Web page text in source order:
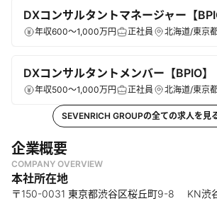
DXコンサルタントマネージャー【
年収600～1,000万円 正社員 北海道/東京
DXコンサルタントメンバー【BPIO】
年収500～1,000万円 正社員 北海道/東京
SEVENRICH GROUPの全ての求人を見
企業概要
COMPANY OVERVIEW
本社所在地
〒150-0031 東京都渋谷区桜丘町9-8 KN